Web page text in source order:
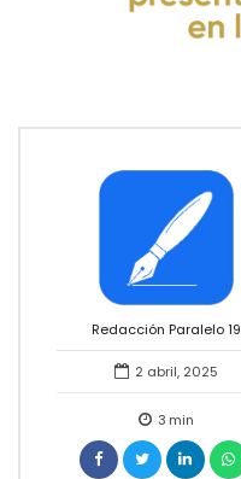
Redacción Paralelo 19
2 abril, 2025
3 min